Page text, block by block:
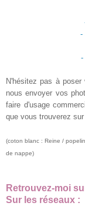
-
-
N'hésitez pas à
nous envoyer vos
faire d'usage
que vous trouverez
(coton blanc : Reine /
de nappe)
Retrouvez-moi
Sur les réseaux :